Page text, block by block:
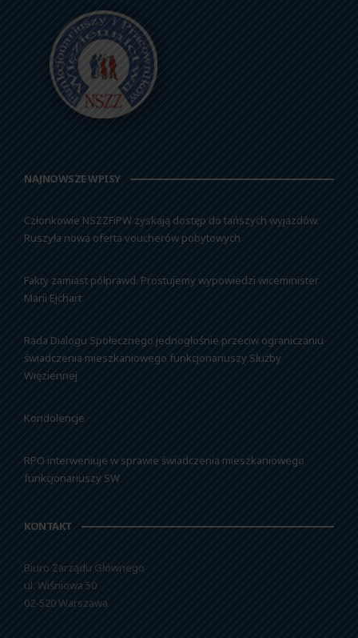
NAJNOWSZE WPISY
Członkowie NSZZFiPW zyskają dostęp do tańszych wyjazdów.
Ruszyła nowa oferta voucherów pobytowych
Fakty zamiast półprawd. Prostujemy wypowiedzi wiceminister
Marii Ejchart
Rada Dialogu Społecznego jednogłośnie przeciw ograniczaniu
świadczenia mieszkaniowego funkcjonariuszy Służby
Więziennej
Kondolencje
RPO interweniuje w sprawie świadczenia mieszkaniowego
funkcjonariuszy SW
KONTAKT
Biuro Zarządu Głównego
ul. Wiśniowa 50
02-520 Warszawa